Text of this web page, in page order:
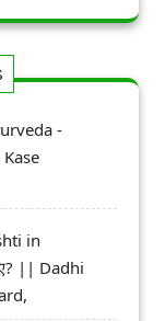
-
in
|| Dadhi